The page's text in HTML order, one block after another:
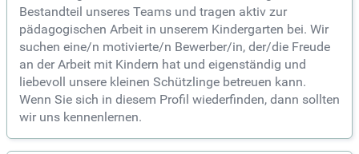
Bestandteil unseres Teams und tragen aktiv zur
pädagogischen Arbeit in unserem Kindergarten bei. Wir
suchen eine/n motivierte/n Bewerber/in, der/die Freude
an der Arbeit mit Kindern hat und eigenständig und
liebevoll unsere kleinen Schützlinge betreuen kann.
Wenn Sie sich in diesem Profil wiederfinden, dann sollten
wir uns kennenlernen.